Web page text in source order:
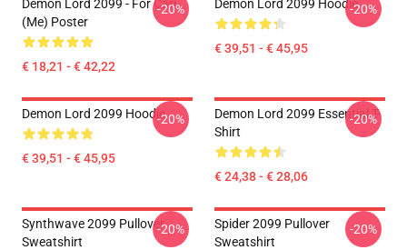
Demon Lord 2099 - For Cari
(me) Poster
€ 18,21 - € 42,22
-20% Demon Lord 2099 Hoodie
€ 39,51 - € 45,95
-20%
Demon Lord 2099 Hoodie
€ 39,51 - € 45,95
-20%
Demon Lord 2099 Essential T-
Shirt
€ 24,38 - € 28,06
-20%
Synthwave 2099 Pullover
Sweatshirt
-20%
Spider 2099 Pullover
Sweatshirt
-20%